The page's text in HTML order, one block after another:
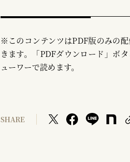
※このコンテンツはPDF版のみの
きます。「PDFダウンロード」ボ
ューワーで読めます。
SHARE